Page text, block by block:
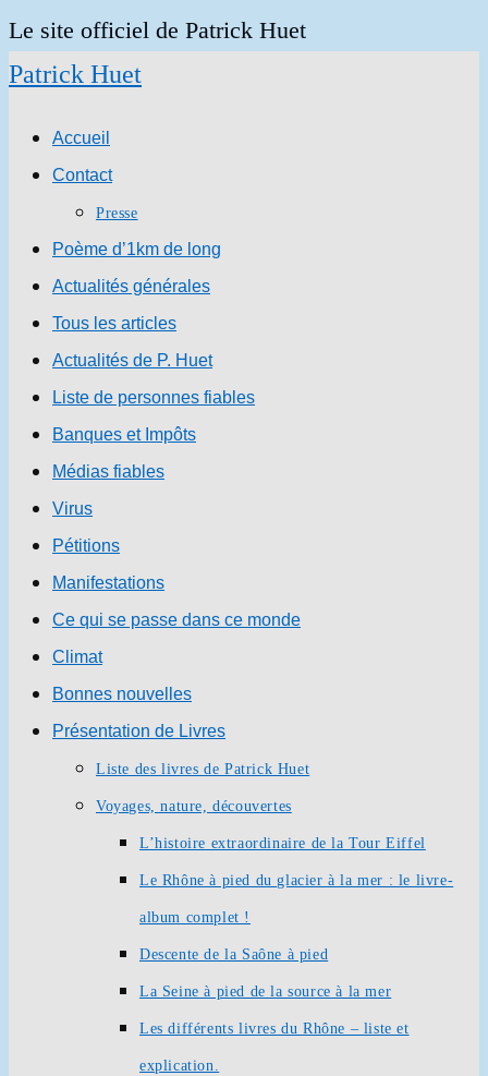
Skip
to
Le site officiel de Patrick Huet
Patrick Huet
Accueil
Contact
Presse
Poème d’1km de long
Actualités générales
Tous les articles
Actualités de P. Huet
Liste de personnes fiables
Banques et Impôts
Médias fiables
Virus
Pétitions
Manifestations
Ce qui se passe dans ce monde
Climat
Bonnes nouvelles
Présentation de Livres
Liste des livres de Patrick Huet
Voyages, nature, découvertes
L’histoire extraordinaire de la Tour Eiffel
Le Rhône à pied du glacier à la mer : le livre-
album complet !
Descente de la Saône à pied
La Seine à pied de la source à la mer
Les différents livres du Rhône – liste et
explication.